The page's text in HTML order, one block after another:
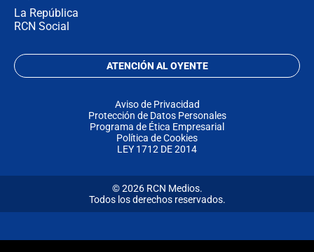
La República
RCN Social
ATENCIÓN AL OYENTE
Aviso de Privacidad
Protección de Datos Personales
Programa de Ética Empresarial
Política de Cookies
LEY 1712 DE 2014
© 2026 RCN Medios.
Todos los derechos reservados.